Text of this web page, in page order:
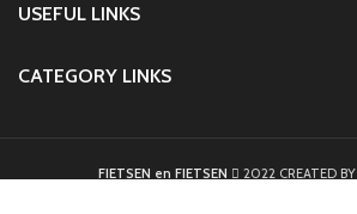
USEFUL LINKS
CATEGORY LINKS
FIETSEN en FIETSEN 2022 CREATED BY